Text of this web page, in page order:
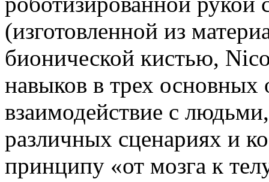
(изготовленной из
бионической кистью,
навыков в трех основных
взаимодействие с
различных сценариях и
принципу «от мозга к